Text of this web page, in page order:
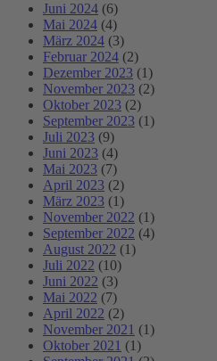
Juni 2024 (6)
Mai 2024 (4)
März 2024 (3)
Februar 2024 (2)
Dezember 2023 (1)
November 2023 (2)
Oktober 2023 (2)
September 2023 (1)
Juli 2023 (9)
Juni 2023 (4)
Mai 2023 (7)
April 2023 (2)
März 2023 (1)
November 2022 (1)
September 2022 (4)
August 2022 (1)
Juli 2022 (10)
Juni 2022 (3)
Mai 2022 (7)
April 2022 (2)
November 2021 (1)
Oktober 2021 (1)